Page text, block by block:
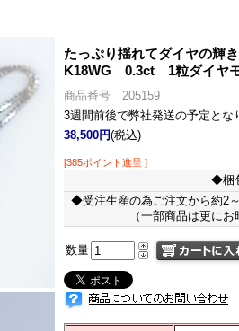
たっぷり揺れてダイヤの輝
K18WG 0.3ct 1粒ダイヤ
商品番号 205159
3週間前後で弊社発送の予定とな
38,500円(税込)
[385ポイント進呈 ]
◆梱
◆受注生産の為ご注文から約2
（一部商品は更に
数量